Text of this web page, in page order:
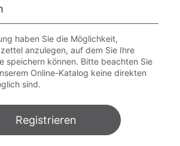
haben Sie die Möglichkeit,
anzulegen, auf dem Sie Ihre
speichern können. Bitte beachten Sie
Online-Katalog keine direkten
sind.
Registrieren